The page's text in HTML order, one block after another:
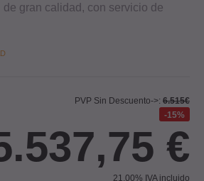
de gran calidad, con servicio de
PVP Sin Descuento->: 6.515€
15%
€
21.00% IVA incluido